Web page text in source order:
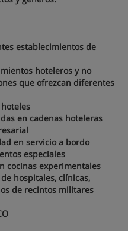
establecimientos de
hoteleros y no
que ofrezcan diferentes
en cadenas hoteleras
en servicio a bordo
especiales
cocinas experimentales
hospitales, clínicas,
de recintos militares